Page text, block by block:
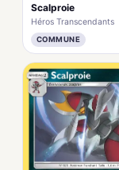
Scalproie
Héros Transcendants
COMMUNE